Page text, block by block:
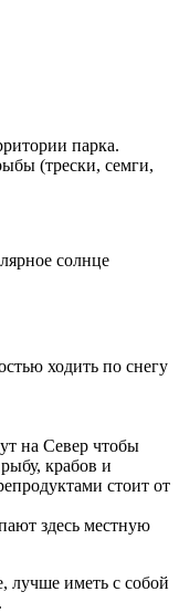
парка.
(трески, семги,
ходить по снегу
на Север чтобы
крабов и
стоит от
здесь местную
лучше иметь с собой